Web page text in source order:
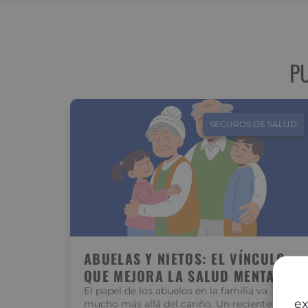
SEGUROS DE SALUD
ABUELAS Y NIETOS: EL VÍNCULO
QUE MEJORA LA SALUD MENTAL
El papel de los abuelos en la familia va
mucho más allá del cariño. Un reciente